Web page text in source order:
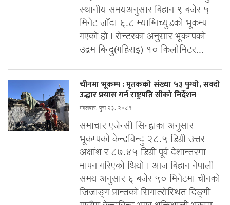
स्थानीय समयअनुसार बिहान ९ बजेर ५
मिनेट जाँदा ६.८ म्याग्निच्युडको भूकम्प
गएको हो । सेन्टरका अनुसार भूकम्पको
उद्गम बिन्दु(गहिराइ) १० किलोमिटर...
चीनमा भूकम्प : मृतकको संख्या ५३ पुग्यो, सक्दो
उद्धार प्रयास गर्न राष्ट्रपति सीको निर्देशन
मंगलबार, पुस २३, २०८१
समाचार एजेन्सी सिन्ह्वाका अनुसार
भूकम्पको केन्द्रविन्दु २८.५ डिग्री उत्तर
अक्षांश र ८७.४५ डिग्री पूर्व देशान्तरमा
मापन गरिएको थियो । आज बिहान नेपाली
समय अनुसार ६ बजेर ५० मिनेटमा चीनको
जिजाङ्ग प्रान्तको सिगात्सेस्थित दिङ्गी